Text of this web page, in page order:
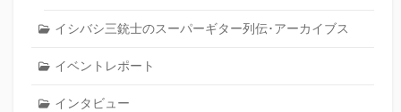
イシバシ三銃士のスーパーギター列伝･アーカイブス
イベントレポート
インタビュー